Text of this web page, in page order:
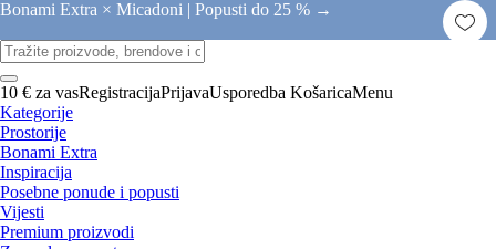
Bonami Extra × Micadoni | Popusti do 25 % →
10 € za vasRegistracijaPrijavaUsporedba KošaricaMenu
Kategorije
Prostorije
Bonami Extra
Inspiracija
Posebne ponude i popusti
Vijesti
Premium proizvodi